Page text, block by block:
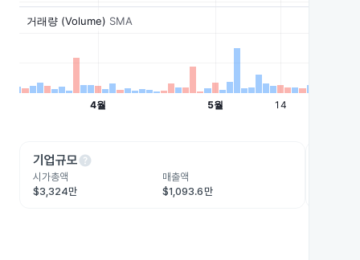
기업규모help
시가총액
$3,324만
매출액
$1,093.6만